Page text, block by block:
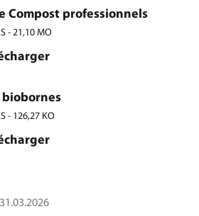
Compost professionnels
- 21,10 MO
biobornes
- 126,27 KO
31.03.2026